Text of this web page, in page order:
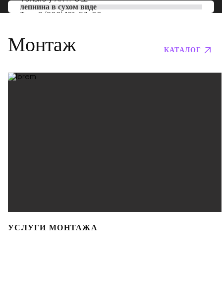
лепнина в сухом виде
Тел: 8 (800) 101-53-00
Монтаж КАТАЛОГ
УСЛУГИ МОНТАЖА